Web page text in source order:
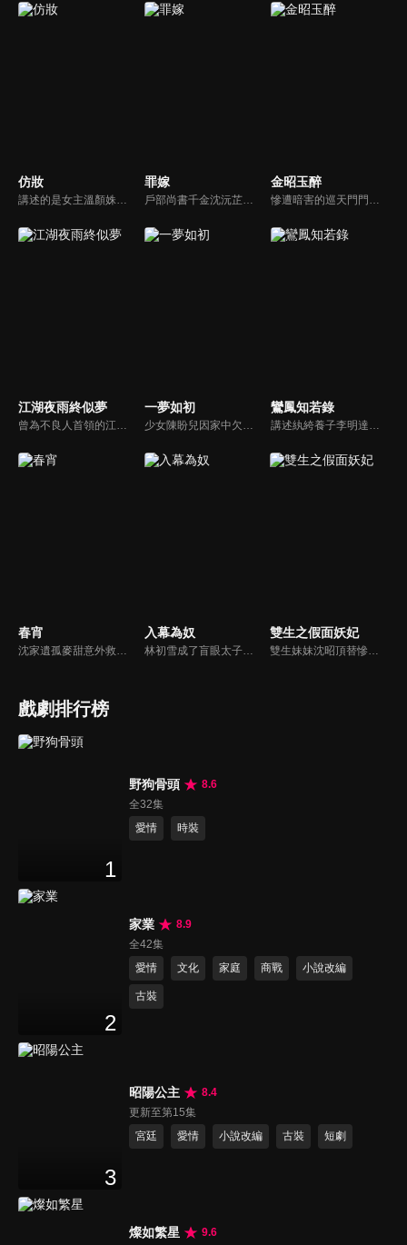
仿妝
講述的是女主溫顏姝和男主慕寒陰差陽錯之下用不同的身份從相識相知到真誠相愛，從保護自己的小家到共同守護天下的故事，展現了他們對於美好愛情的無限嚮往和不懈追求，對於彼此人生創傷的互相寬慰與治癒，對於自身責任和使命的勇敢擔當。
罪嫁
戶部尚書千金沈沅芷為救青梅顧恒遠甘願頂罪，卻捲入侯府仇怨，嫁給仇人樊星序。情郎背叛、小叔設局、皇族陷害，她步步為營，暗中翻盤，終揭真兇，解開誤會。真假賀薇蘭現身，掀起最後風暴。
金昭玉醉
慘遭暗害的巡天門門主蕭錦玉，意外重生於軟弱眼盲的楚王妃陸昭之身，憑藉自身智勇，攜手名義上的「弟弟」蕭仞，向楚王以及勾搭楚王的堂妹等一眾家人，替陸昭與自己發起復仇…
江湖夜雨終似夢
曾為不良人首領的江湖，因未能護送關鍵證人韓陽，致使忠將胡將軍蒙冤，不良人兄弟亦因此受害。多年後，他受盧家賞識、以武藝報恩，卻最終選擇獨自漂泊，只求遠離紛爭、過上平凡生活。然而一場與麟鬼閣惡徒的衝突，再度將他捲入風波...
一夢如初
少女陳盼兒因家中欠稅，被縣令送入青樓抵債，關鍵時刻她幸運逃脫，改名「寶銀」隱姓埋名。後來，她與溫家大郎君溫肅重逢，當時溫肅已是長公主府的面首。兩人在共同抵抗權貴壓迫，逐漸建立起深厚的情感聯繫。
鸞鳳知若錄
講述紈絝養子李明達在身世揭秘後覺醒，以家傳米粉逆襲商界，周旋於家族暗鬥與寶藏爭奪，最終以豁達之心實現事業愛情雙贏，而貪婪者皆自食惡果的傳奇故事。
春宵
沈家遺孤麥甜意外救下重傷失憶的太子瑾川，為逃避皇命，她借機與之假結婚。不料一場契約婚書卻生出先婚後愛的真情羈絆。最終二人攜手揭開了科舉舞弊的滔天黑幕，並為沈家平反雪冤。
入幕為奴
林初雪成了盲眼太子的藥奴，太子墨凌淵用瘋魔佔有慾囚她“阿初，你是孤的眼，別想逃！”她拼到假死脫身，讓他以為自己餵了狼。可她不知道，他早看穿一切，甘心吞下她遞的毒藥，只在她走後望著背影低語“這場血雨腥風，孤替你扛。”
雙生之假面妖妃
雙生妹妹沈昭頂替慘死的姐姐沈雪，化身假面妖妃，聯合忠僕兒與太醫，用連環計揭露貴妃莊容與婉嬪趙清婉的滔天罪行，最終手刃仇敵，並與多疑皇帝暗生情愫，揭開雙生姐妹身世之謎，成為大齊最尊貴的寵妃。
戲劇排行榜
1
野狗骨頭
8.6
全32集
愛情
時裝
2
家業
8.9
全42集
愛情
文化 家庭 商戰 小說改編
古裝
3
昭陽公主
8.4
更新至第15集
宮廷
愛情 小說改編 古裝 短劇
燦如繁星
9.6